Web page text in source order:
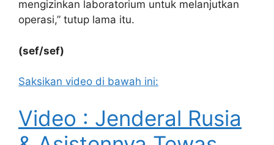
mengizinkan laboratorium untuk melanjutkan
operasi,” tutup lama itu.
(sef/sef)
Saksikan video di bawah ini:
Video : Jenderal Rusia